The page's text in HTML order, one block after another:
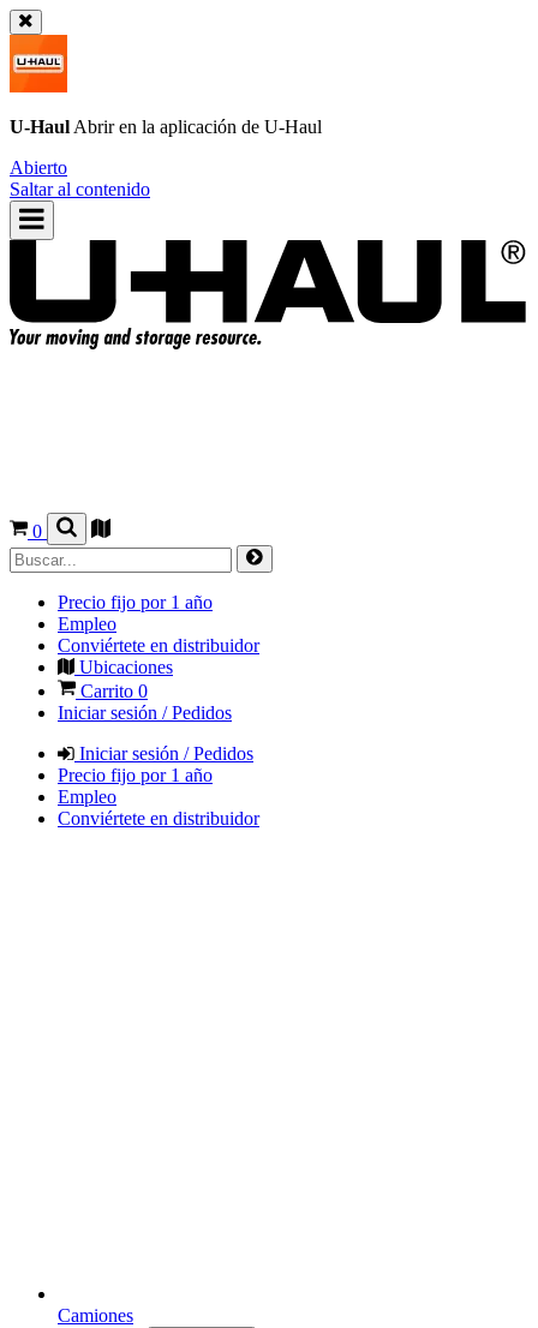
U-Haul Abrir en la aplicación de U-Haul
Abierto
Saltar al contenido
0
Precio fijo por 1 año
Empleo
Conviértete en distribuidor
Ubicaciones
Carrito 0
Iniciar sesión / Pedidos
Iniciar sesión / Pedidos
Precio fijo por 1 año
Empleo
Conviértete en distribuidor
Camiones